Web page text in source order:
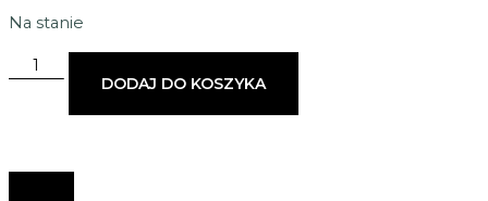
Na stanie
DODAJ DO KOSZYKA